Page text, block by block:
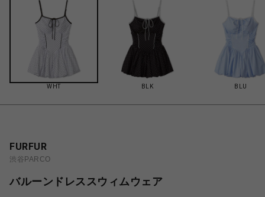
WHT BLK BLU
FURFUR
渋谷PARCO
バルーンドレススウィムウェア